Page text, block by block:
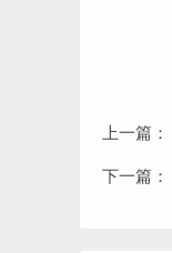
上一篇：
下一篇：